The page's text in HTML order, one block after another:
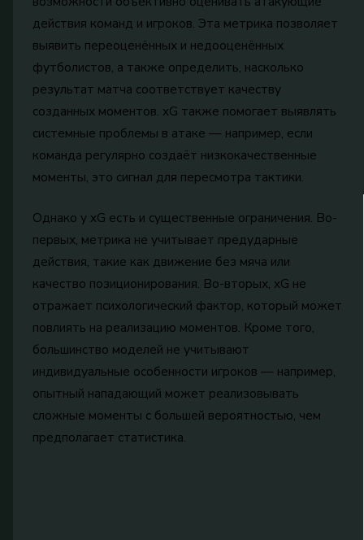
действия команд и игроков. Эта метрика позволяет
выявить переоценённых и недооценённых
футболистов, а также определить, насколько
результат матча соответствует качеству
созданных моментов. xG также помогает выявлять
системные проблемы в атаке — например, если
команда регулярно создаёт низкокачественные
моменты, это сигнал для пересмотра тактики.
Однако у xG есть и существенные ограничения. Во-
первых, метрика не учитывает предударные
действия, такие как движение без мяча или
качество позиционирования. Во-вторых, xG не
отражает психологический фактор, который может
повлиять на реализацию моментов. Кроме того,
большинство моделей не учитывают
индивидуальные особенности игроков — например,
опытный нападающий может реализовывать
сложные моменты с большей вероятностью, чем
предполагает статистика.